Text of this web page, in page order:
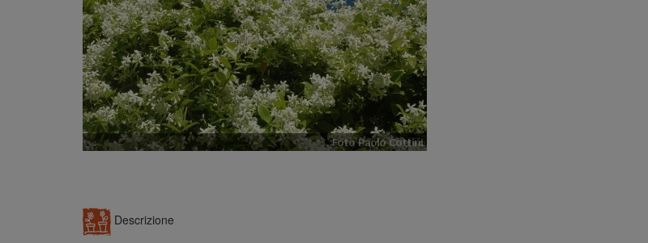
Descrizione